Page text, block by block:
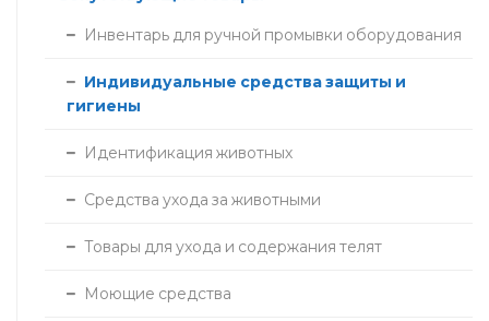
Инвентарь для ручной промывки оборудования
Индивидуальные средства защиты и
гигиены
Идентификация животных
Средства ухода за животными
Товары для ухода и содержания телят
Моющие средства